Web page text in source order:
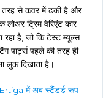
तरह से कवर में ढकी है और
लोअर ट्रिम वेरिएंट कार
रहा है, जो कि टेस्ट म्यूल्स
पार्ट्स पहले की तरह ही
लुक दिखाता है।
में अब स्टैंडर्ड रूप